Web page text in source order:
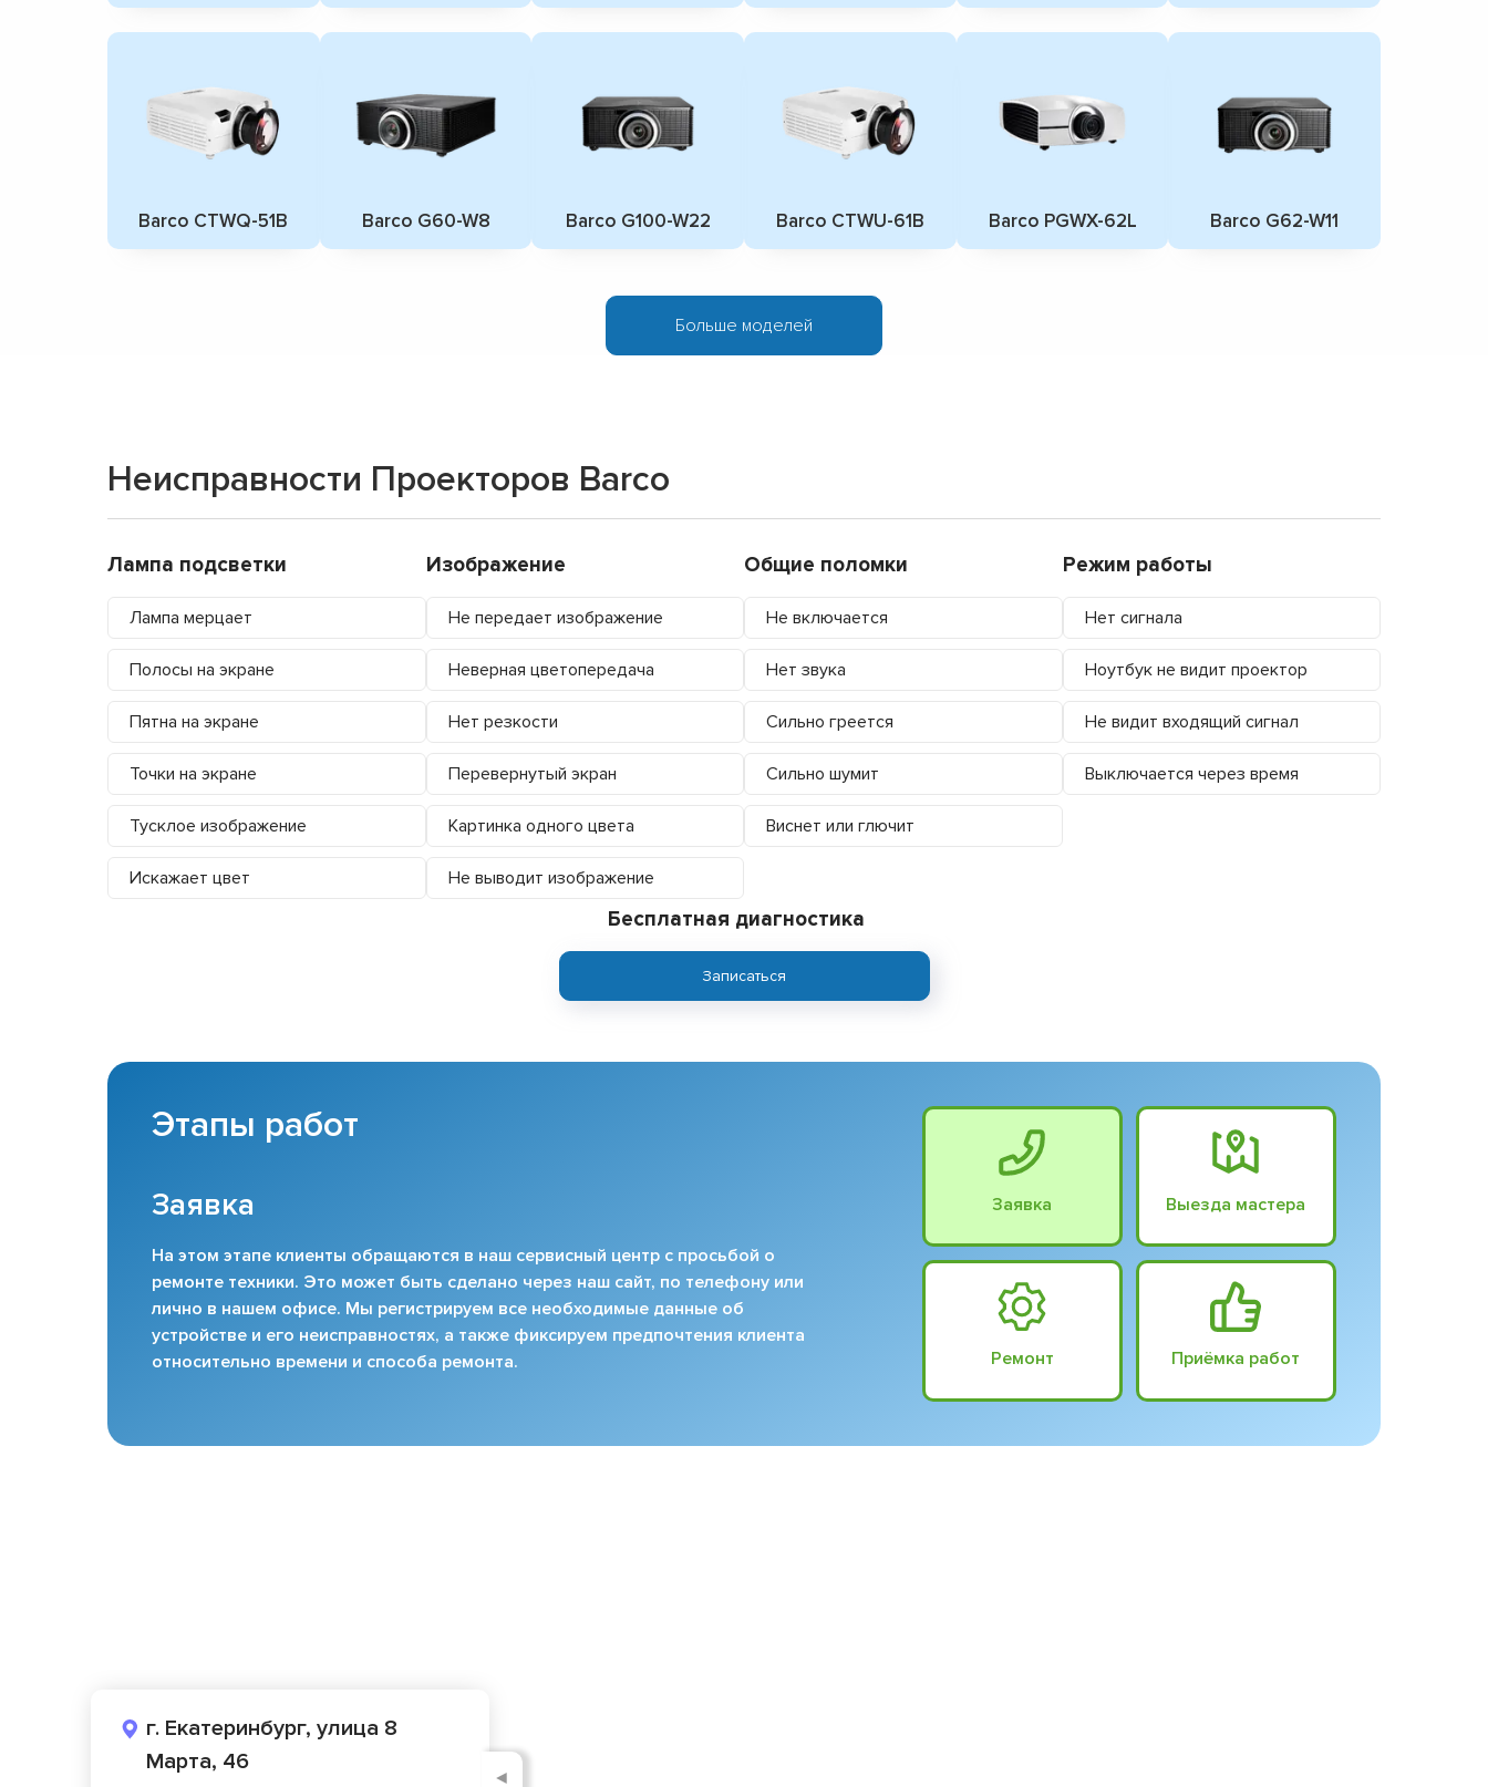
Barco CTWQ-51B Barco G60-W8 Barco G100-W22 Barco CTWU-61B Barco PGWX-62L Barco G62-W11
Больше моделей
Неисправности Проекторов Barco
Лампа подсветки
Лампа мерцает
Полосы на экране
Пятна на экране
Точки на экране
Тусклое изображение
Искажает цвет
Изображение
Не передает изображение
Неверная цветопередача
Нет резкости
Перевернутый экран
Картинка одного цвета
Не выводит изображение
Общие поломки
Не включается
Нет звука
Сильно греется
Сильно шумит
Виснет или глючит
Режим работы
Нет сигнала
Ноутбук не видит проектор
Не видит входящий сигнал
Выключается через время
Бесплатная диагностика
Записаться
Этапы работ
Заявка
На этом этапе клиенты обращаются в наш сервисный центр с просьбой о
ремонте техники. Это может быть сделано через наш сайт, по телефону или
лично в нашем офисе. Мы регистрируем все необходимые данные об
устройстве и его неисправностях, а также фиксируем предпочтения клиента
относительно времени и способа ремонта.
Заявка Выезда мастера
Ремонт Приёмка работ
г. Екатеринбург, улица 8
Марта, 46
◄